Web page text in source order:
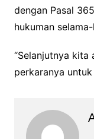
dengan Pasal
hukuman
“Selanjutnya kita
perkaranya